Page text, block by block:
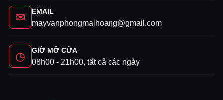
✉ EMAIL
mayvanphongmaihoang@gmail.com
◷ GIỜ MỞ CỬA
08h00 - 21h00, tất cả các ngày